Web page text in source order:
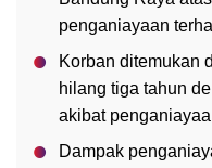
penganiayaan
Korban ditemukan
hilang tiga tahun
akibat
Dampak